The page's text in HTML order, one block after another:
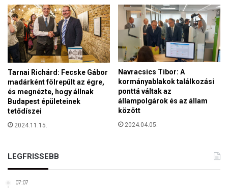
Tarnai Richárd: Fecske Gábor
madárként fölrepült az égre,
és megnézte, hogy állnak
Budapest épületeinek
tetődíszei
2024.11.15.
Navracsics Tibor: A
kormányablakok találkozási
ponttá váltak az
állampolgárok és az állam
között
2024.04.05.
LEGFRISSEBB
07:07